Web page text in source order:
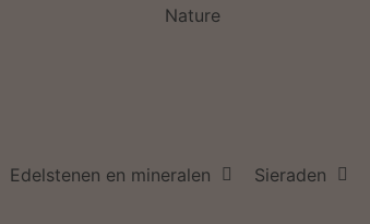
Edelstenen en mineralen Sieraden